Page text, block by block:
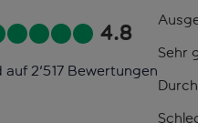
4.8
auf 2'517 Bewertungen
Sehr